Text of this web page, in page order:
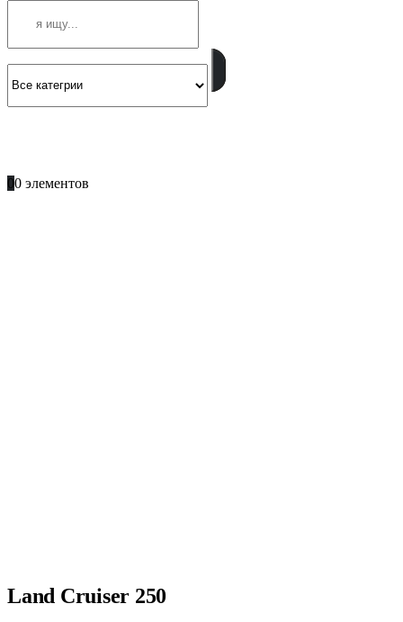
00 элементов
Land Cruiser 250